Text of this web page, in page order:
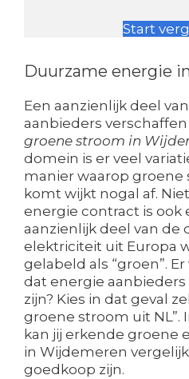
Start
Duurzame energie
Een aanzienlijk deel
aanbieders
groene stroom in
domein is er veel
manier waarop groene
komt wijkt nogal af.
energie contract is ook
aanzienlijk deel van de
elektriciteit uit Europa
gelabeld als “groen”.
dat energie
zijn? Kies in dat geval
groene stroom uit NL”.
kan jij erkende groene
in Wijdemeren
goedkoop zijn.